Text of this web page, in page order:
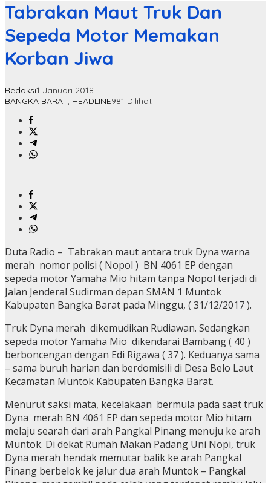
Tabrakan Maut Truk Dan
Sepeda Motor Memakan
Korban Jiwa
Redaksi1 Januari 2018
BANGKA BARAT, HEADLINE981 Dilihat
Duta Radio – Tabrakan maut antara truk Dyna warna
merah nomor polisi ( Nopol ) BN 4061 EP dengan
sepeda motor Yamaha Mio hitam tanpa Nopol terjadi di
Jalan Jenderal Sudirman depan SMAN 1 Muntok
Kabupaten Bangka Barat pada Minggu, ( 31/12/2017 ).
Truk Dyna merah dikemudikan Rudiawan. Sedangkan
sepeda motor Yamaha Mio dikendarai Bambang ( 40 )
berboncengan dengan Edi Rigawa ( 37 ). Keduanya sama
– sama buruh harian dan berdomisili di Desa Belo Laut
Kecamatan Muntok Kabupaten Bangka Barat.
Menurut saksi mata, kecelakaan bermula pada saat truk
Dyna merah BN 4061 EP dan sepeda motor Mio hitam
melaju searah dari arah Pangkal Pinang menuju ke arah
Muntok. Di dekat Rumah Makan Padang Uni Nopi, truk
Dyna merah hendak memutar balik ke arah Pangkal
Pinang berbelok ke jalur dua arah Muntok – Pangkal